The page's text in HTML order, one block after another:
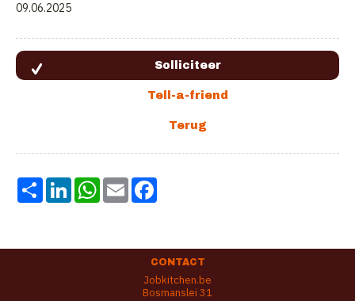
09.06.2025
Share LinkedInWhatsApp
Email
CONTACT
Jobkitchen.be
Bosmanslei 31